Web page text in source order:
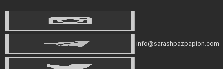
info@sarashpazpapion.com